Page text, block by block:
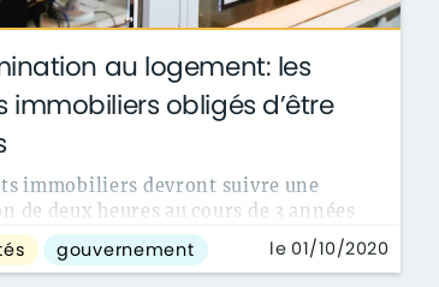
au logement: les
immobiliers obligés d’être
immobiliers devront suivre une
de deux heures au cours de 3 années
d’exercice, selon un décret qui...
gouvernement le 01/10/2020